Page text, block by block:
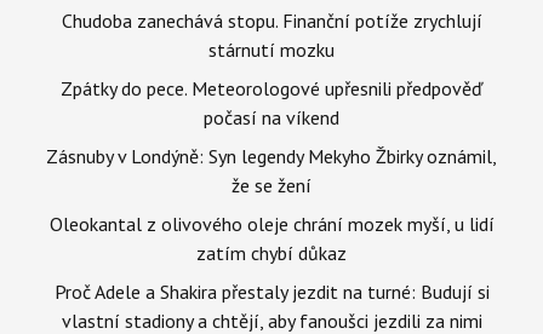
Chudoba zanechává stopu. Finanční potíže zrychlují
stárnutí mozku
Zpátky do pece. Meteorologové upřesnili předpověď
počasí na víkend
Zásnuby v Londýně: Syn legendy Mekyho Žbirky oznámil,
že se žení
Oleokantal z olivového oleje chrání mozek myší, u lidí
zatím chybí důkaz
Proč Adele a Shakira přestaly jezdit na turné: Budují si
vlastní stadiony a chtějí, aby fanoušci jezdili za nimi